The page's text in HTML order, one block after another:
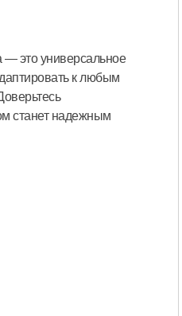
это универсальное
к любым
станет надежным